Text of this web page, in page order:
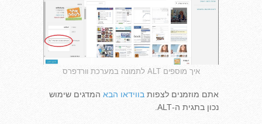
איך מוספים ALT לתמונה במערכת וורדפרס
אתם מוזמנים לצפות בווידאו הבא המדגים שימוש
נכון בתגית ה-ALT.